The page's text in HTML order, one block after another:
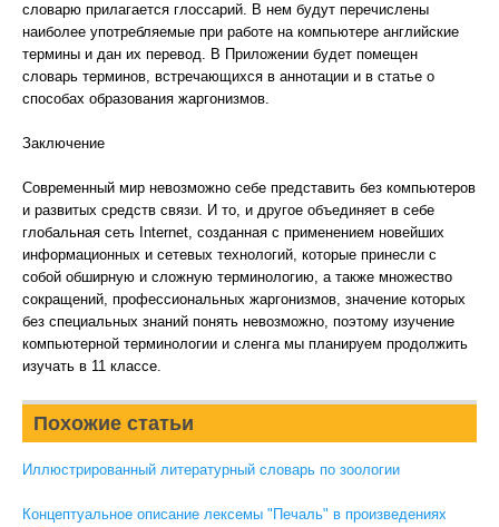
словарю прилагается глоссарий. В нем будут перечислены
наиболее употребляемые при работе на компьютере английские
термины и дан их перевод. В Приложении будет помещен
словарь терминов, встречающихся в аннотации и в статье о
способах образования жаргонизмов.
Заключение
Современный мир невозможно себе представить без компьютеров
и развитых средств связи. И то, и другое объединяет в себе
глобальная сеть Internet, созданная с применением новейших
информационных и сетевых технологий, которые принесли с
собой обширную и сложную терминологию, а также множество
сокращений, профессиональных жаргонизмов, значение которых
без специальных знаний понять невозможно, поэтому изучение
компьютерной терминологии и сленга мы планируем продолжить
изучать в 11 классе.
Похожие статьи
Иллюстрированный литературный словарь по зоологии
Концептуальное описание лексемы "Печаль" в произведениях